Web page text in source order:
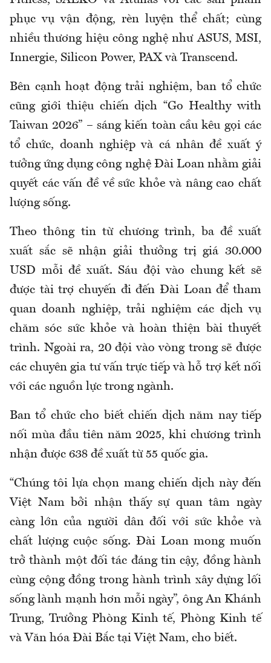
phục vụ vận động, rèn luyện thể chất; cùng
nhiều thương hiệu công nghệ như ASUS, MSI,
Innergie, Silicon Power, PAX và Transcend.
Bên cạnh hoạt động trải nghiệm, ban tổ chức
cũng giới thiệu chiến dịch “Go Healthy with
Taiwan 2026” – sáng kiến toàn cầu kêu gọi các
tổ chức, doanh nghiệp và cá nhân đề xuất ý
tưởng ứng dụng công nghệ Đài Loan nhằm giải
quyết các vấn đề về sức khỏe và nâng cao chất
lượng sống.
Theo thông tin từ chương trình, ba đề xuất
xuất sắc sẽ nhận giải thưởng trị giá 30.000
USD mỗi đề xuất. Sáu đội vào chung kết sẽ
được tài trợ chuyến đi đến Đài Loan để tham
quan doanh nghiệp, trải nghiệm các dịch vụ
chăm sóc sức khỏe và hoàn thiện bài thuyết
trình. Ngoài ra, 20 đội vào vòng trong sẽ được
các chuyên gia tư vấn trực tiếp và hỗ trợ kết nối
với các nguồn lực trong ngành.
Ban tổ chức cho biết chiến dịch năm nay tiếp
nối mùa đầu tiên năm 2025, khi chương trình
nhận được 638 đề xuất từ 55 quốc gia.
“Chúng tôi lựa chọn mang chiến dịch này đến
Việt Nam bởi nhận thấy sự quan tâm ngày
càng lớn của người dân đối với sức khỏe và
chất lượng cuộc sống. Đài Loan mong muốn
trở thành một đối tác đáng tin cậy, đồng hành
cùng cộng đồng trong hành trình xây dựng lối
sống lành mạnh hơn mỗi ngày”, ông An Khánh
Trung, Trưởng Phòng Kinh tế, Phòng Kinh tế
và Văn hóa Đài Bắc tại Việt Nam, cho biết.